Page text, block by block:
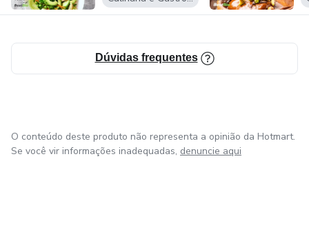
Dúvidas frequentes
O conteúdo deste produto não representa a opinião da Hotmart.
Se você vir informações inadequadas, denuncie aqui